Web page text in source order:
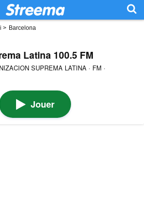
> Barcelona
Latina 100.5 FM
SUPREMA LATINA · FM ·
Jouer